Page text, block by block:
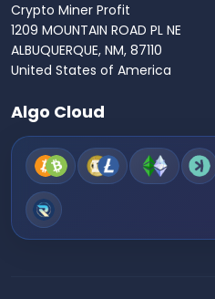
Crypto Miner Profit
1209 MOUNTAIN ROAD PL NE
ALBUQUERQUE, NM, 87110
United States of America
Algo Cloud